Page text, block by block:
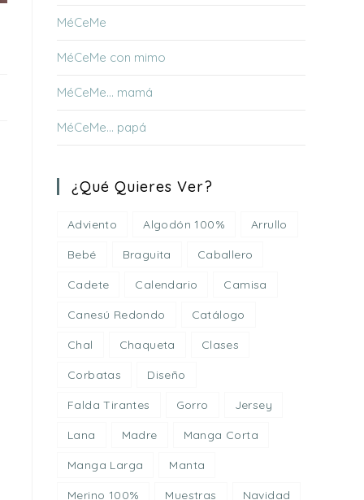
MéCeMe
MéCeMe con mimo
MéCeMe… mamá
MéCeMe… papá
¿Qué Quieres Ver?
Adviento Algodón 100% Arrullo
Bebé Braguita Caballero
Cadete Calendario Camisa
Canesú Redondo Catálogo
Chal Chaqueta Clases
Corbatas Diseño
Falda Tirantes Gorro Jersey
Lana Madre Manga Corta
Manga Larga Manta
Merino 100% Muestras Navidad